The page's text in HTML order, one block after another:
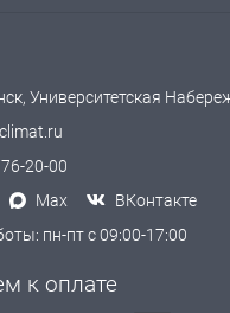
Университетская
20-00
Max
ВКонтакте
пн-пт с 09:00-17:00
к оплате